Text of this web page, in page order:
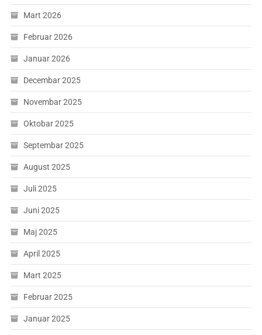
Mart 2026
Februar 2026
Januar 2026
Decembar 2025
Novembar 2025
Oktobar 2025
Septembar 2025
August 2025
Juli 2025
Juni 2025
Maj 2025
April 2025
Mart 2025
Februar 2025
Januar 2025